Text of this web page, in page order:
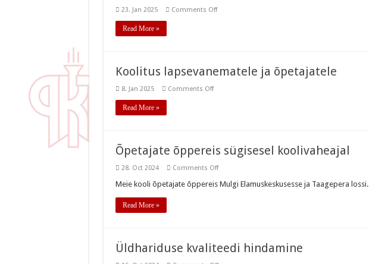
23. Jan 2025 Comments Offon
Read More »
Koolitus lapsevanematele ja õpetajatele
8. Jan 2025 Comments Offon
Read More »
Õpetajate õppereis sügisesel koolivaheajal
28. Oct 2024 Comments Offon
õppereis
sügisesel
Meie kooli õpetajate õppereis Mulgi Elamuskeskusesse ja Taagepera lossi.
Read More »
Üldhariduse kvaliteedi hindamine